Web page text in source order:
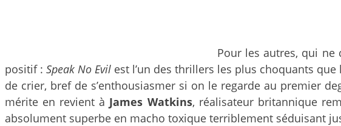
Pour les autres, qui ne
positif :Speak No Evil est l’un des thrillers les plus choquants
de crier, bref de s’enthousiasmer si on le regarde au premier
mérite en revient à James Watkins, réalisateur britannique
absolument superbe en macho toxique terriblement séduisant